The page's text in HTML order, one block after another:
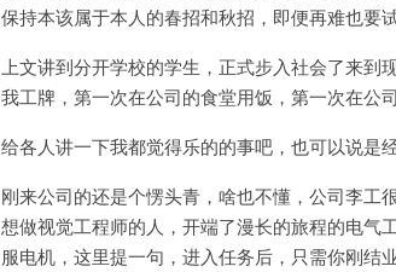
保持本该属于本人的春招和秋招，即便再难也要
上文讲到分开学校的学生，正式步入社会了来
我工牌，第一次在公司的食堂用饭，第一次在公
给各人讲一下我都觉得乐的的事吧，也可以说是
刚来公司的还是个愣头青，啥也不懂，公司李工
想做视觉工程师的人，开端了漫长的旅程的电气
服电机，这里提一句，进入任务后，只需你刚